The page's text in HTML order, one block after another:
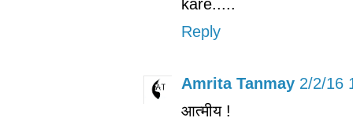
kare.....
Reply
Amrita Tanmay 2/2/16
आत्मीय !